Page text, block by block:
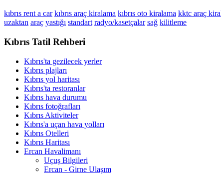
kıbrıs rent a car kıbrıs araç kiralama kıbrıs oto kiralama kktc araç
uzaktan araç yastığı standart radyo/kasetçalar sağ kilitleme
Kıbrıs Tatil Rehberi
Kıbrıs'ta gezilecek yerler
Kıbrıs plajları
Kıbrıs yol haritası
Kıbrıs'ta restoranlar
Kıbrıs hava durumu
Kıbrıs fotoğrafları
Kıbrıs Aktiviteler
Kıbrıs'a uçan hava yolları
Kıbrıs Otelleri
Kıbrıs Haritası
Ercan Havalimanı
Uçuş Bilgileri
Ercan - Girne Ulaşım